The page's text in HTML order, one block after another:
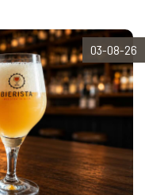
03-08-26